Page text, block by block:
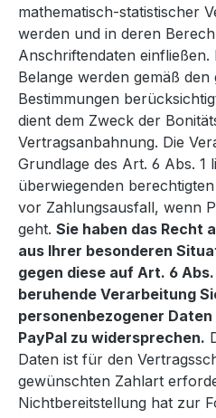
mathematisch-statistischer
werden und in deren
Anschriftendaten
Belange werden gemäß den
Bestimmungen
dient dem Zweck der
Vertragsanbahnung. Die
Grundlage des Art. 6 Abs. 1
überwiegenden
vor Zahlungsausfall, wenn
geht. Sie haben das Recht
aus Ihrer besonderen
gegen diese auf Art. 6 Abs.
beruhende Verarbeitung
personenbezogener
PayPal zu widersprechen.
Daten ist für den
gewünschten Zahlart
Nichtbereitstellung hat zur